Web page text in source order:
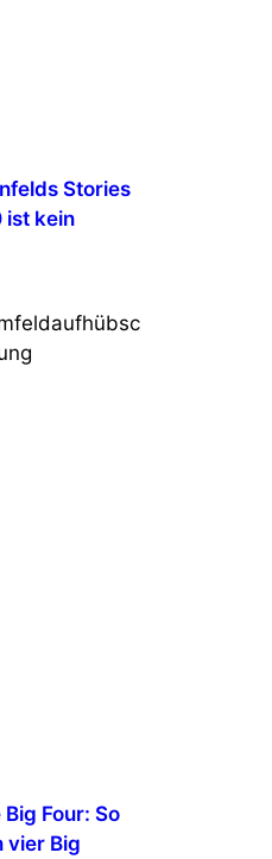
Stories
ist kein
Four: So
vier Big